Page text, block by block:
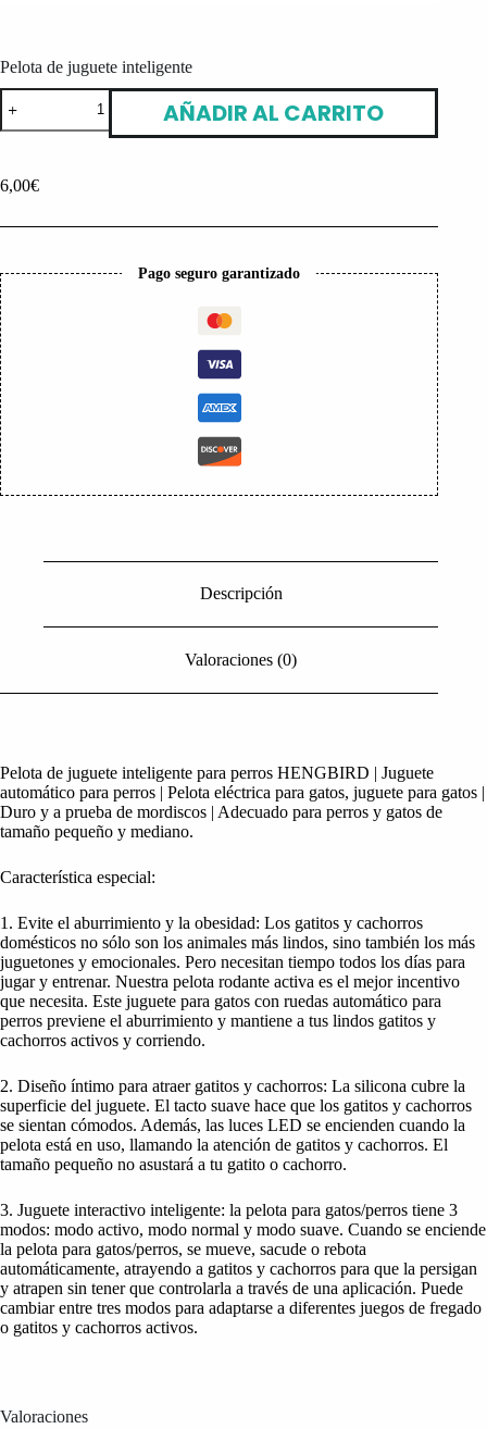
Pelota de juguete inteligente
Pelota
de
juguete
AÑADIR AL CARRITO
6,00€
Pago seguro garantizado
Descripción
Valoraciones (0)
Pelota de juguete inteligente para perros HENGBIRD | Juguete
automático para perros | Pelota eléctrica para gatos, juguete para gatos |
Duro y a prueba de mordiscos | Adecuado para perros y gatos de
tamaño pequeño y mediano.
Característica especial:
1. Evite el aburrimiento y la obesidad: Los gatitos y cachorros
domésticos no sólo son los animales más lindos, sino también los más
juguetones y emocionales. Pero necesitan tiempo todos los días para
jugar y entrenar. Nuestra pelota rodante activa es el mejor incentivo
que necesita. Este juguete para gatos con ruedas automático para
perros previene el aburrimiento y mantiene a tus lindos gatitos y
cachorros activos y corriendo.
2. Diseño íntimo para atraer gatitos y cachorros: La silicona cubre la
superficie del juguete. El tacto suave hace que los gatitos y cachorros
se sientan cómodos. Además, las luces LED se encienden cuando la
pelota está en uso, llamando la atención de gatitos y cachorros. El
tamaño pequeño no asustará a tu gatito o cachorro.
3. Juguete interactivo inteligente: la pelota para gatos/perros tiene 3
modos: modo activo, modo normal y modo suave. Cuando se enciende
la pelota para gatos/perros, se mueve, sacude o rebota
automáticamente, atrayendo a gatitos y cachorros para que la persigan
y atrapen sin tener que controlarla a través de una aplicación. Puede
cambiar entre tres modos para adaptarse a diferentes juegos de fregado
o gatitos y cachorros activos.
Valoraciones